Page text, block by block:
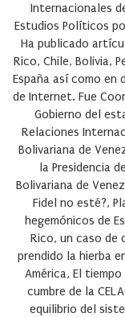
Internacionales
Estudios Políticos
Ha publicado
Rico, Chile, Bolivia,
España así como en
de Internet. Fue
Gobierno del
Relaciones
Bolivariana de
la Presidencia
Bolivariana de
Fidel no esté?,
hegemónicos de
Rico, un caso de
prendido la hierba
América, El
cumbre de la
equilibrio del